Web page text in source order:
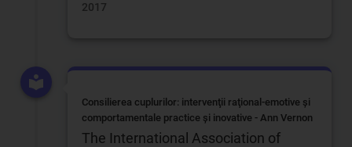
2017
Consilierea cuplurilor: intervenţii raţional-emotive şi
comportamentale practice şi inovative - Ann Vernon
The International Association of